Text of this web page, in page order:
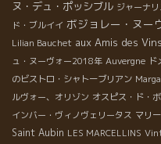
ヌ・デュ・ポッシブル ジャーナ
ド・ブルイイ ボジョレー・ヌー
Lilian Bauchet aux Amis des Vins
ュ・ヌーヴォー2018年 Auvergne
のビストロ・シャトーブリアン
ルヴォー、オリゾン オスピス・ド・
インバー・ヴィノヴェリータス マリ
Saint Aubin LES MARCELLINS